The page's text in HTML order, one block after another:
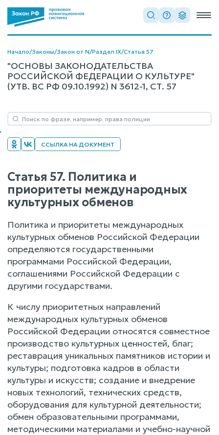
Начало/Законы/Закон от N/Раздел IX/Статья 57
"ОСНОВЫ ЗАКОНОДАТЕЛЬСТВА
РОССИЙСКОЙ ФЕДЕРАЦИИ О КУЛЬТУРЕ"
(УТВ. ВС РФ 09.10.1992) N 3612-1, СТ. 57
ССЫЛКА НА ДОКУМЕНТ
Статья 57. Политика и
приоритеты международных
культурных обменов
Политика и приоритеты международных
культурных обменов Российской Федерации
определяются государственными
программами Российской Федерации,
соглашениями Российской Федерации с
другими государствами.
К числу приоритетных направлений
международных культурных обменов
Российской Федерации относятся совместное
производство культурных ценностей, благ;
реставрация уникальных памятников истории и
культуры; подготовка кадров в области
культуры и искусств; создание и внедрение
новых технологий, технических средств,
оборудования для культурной деятельности;
обмен образовательными программами,
методическими материалами и учебно-научной